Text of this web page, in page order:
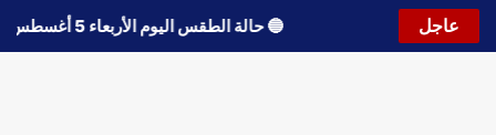
عاجل 🔵حالة الطقس اليوم الأربعاء 5 أغسطس 2026.. استمرار انخفاض الحرارة وتحذيرات من الشبورة واضطراب الملاحة